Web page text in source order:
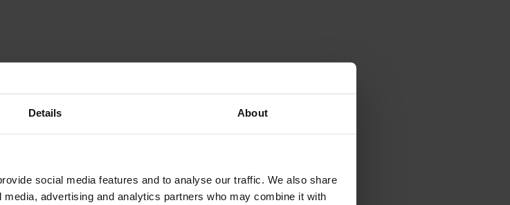
Details About
social media features and to analyse our traffic. We also share
advertising and analytics partners who may combine it with